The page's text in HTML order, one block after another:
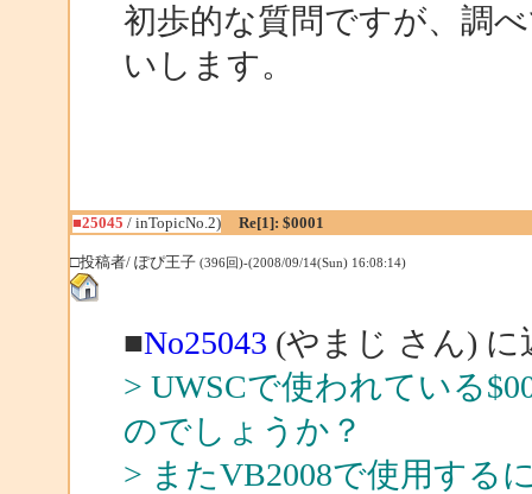
初歩的な質問ですが、調
いします。
■25045 / inTopicNo.2) Re[1]: $0001
□投稿者/ ぽぴ王子 (396回)-(2008/09/14(Sun) 16:08:14)
■No25043 (やまじ さん) に
> UWSCで使われている
のでしょうか？
> またVB2008で使用する